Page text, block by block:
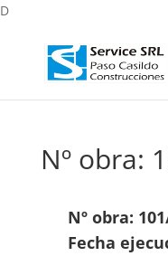
D
Nº obra:
Nº obra:
Fecha